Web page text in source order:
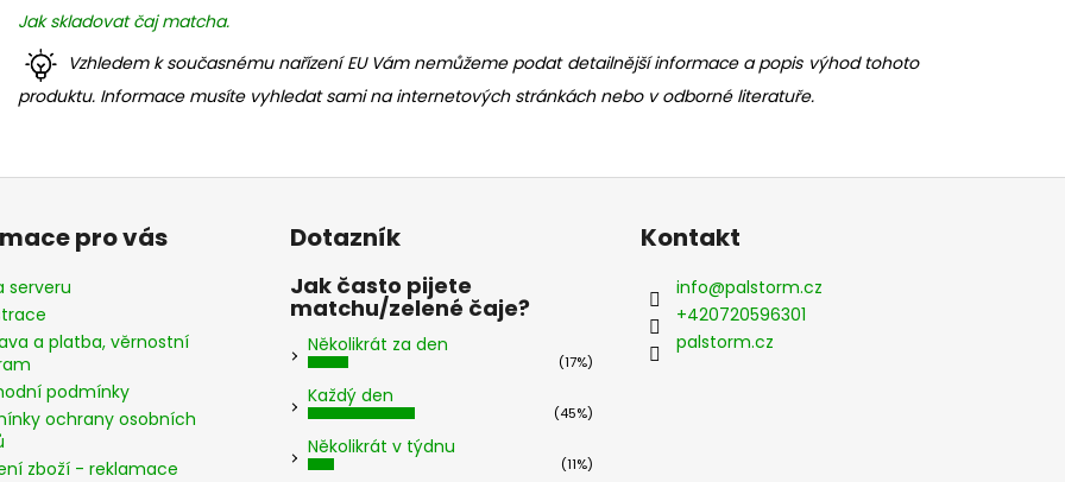
Jak skladovat čaj matcha.
Vzhledem k současnému nařízení EU Vám nemůžeme podat detailnější informace a popis výhod tohoto
produktu. Informace musíte vyhledat sami na internetových stránkách nebo v odborné literatuře.
pro vás
serveru
a platba, věrnostní
podmínky
ochrany osobních
zboží - reklamace
Dotazník
Jak často pijete
matchu/zelené čaje?
Několikrát za den
(17%)
Každý den
(45%)
Několikrát v týdnu
(11%)
Kontakt
info@palstorm.cz
+420720596301
palstorm.cz